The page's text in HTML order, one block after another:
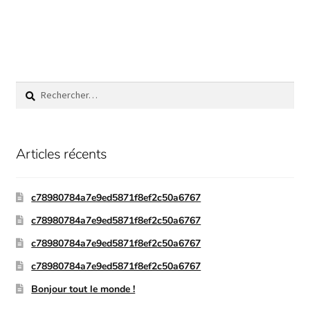
Articles récents
c78980784a7e9ed5871f8ef2c50a6767
c78980784a7e9ed5871f8ef2c50a6767
c78980784a7e9ed5871f8ef2c50a6767
c78980784a7e9ed5871f8ef2c50a6767
Bonjour tout le monde !